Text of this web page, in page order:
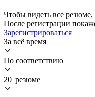
Чтобы видеть все резюме,
После регистрации
Зарегистрироваться
За всё время
По соответствию
20 резюме